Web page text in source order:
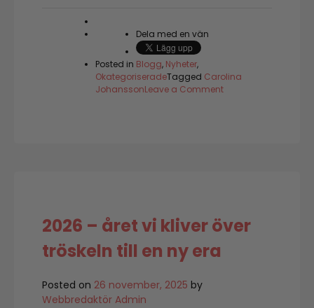
Dela med en vän
Posted in Blogg, Nyheter,
OkategoriseradeTagged Carolina
JohanssonLeave a Commenton
2026 – året vi kliver över
tröskeln till en ny era
Posted on 26 november, 2025 by
Webbredaktör Admin